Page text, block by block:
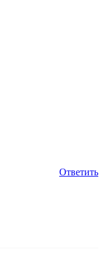
Ответить